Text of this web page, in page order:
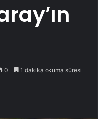
0 1 dakika okuma süresi